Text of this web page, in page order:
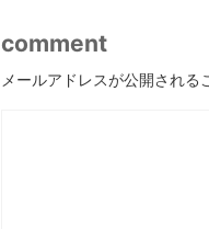
comment
メールアドレスが公開される